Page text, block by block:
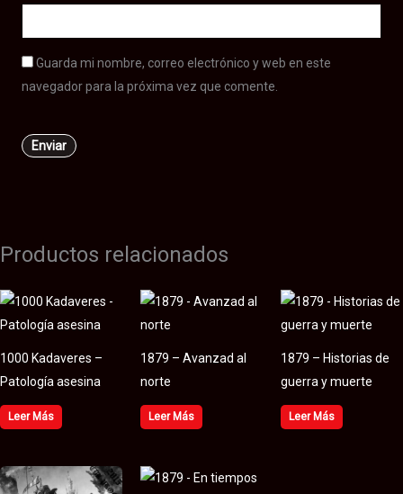
Guarda mi nombre, correo electrónico y web en este
navegador para la próxima vez que comente.
Productos relacionados
1000 Kadaveres –
Patología asesina
Leer Más
1879 – Avanzad al
norte
Leer Más
1879 – Historias de
guerra y muerte
Leer Más